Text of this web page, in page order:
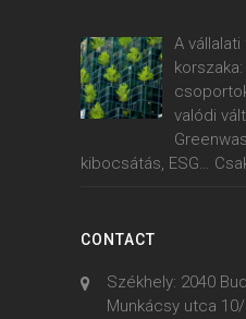
A
valódi
kibocsátás, ESG…
CONTACT
Székhely: 2040
Munkácsy utca 10/